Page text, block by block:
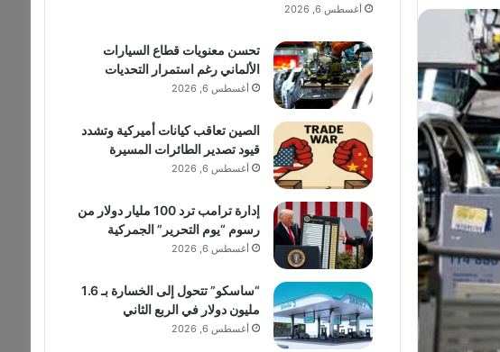
أغسطس 6, 2026
تحسن معنويات قطاع السيارات
الألماني رغم استمرار التحديات
أغسطس 6, 2026
الصين تعاقب كيانات أميركية وتشدد
قيود تصدير الطائرات المسيرة
أغسطس 6, 2026
إدارة ترامب ترد 100 مليار دولار من
رسوم “يوم التحرير” الجمركية
أغسطس 6, 2026
“ساسكو” تتحول إلى الخسارة بـ 1.6
مليون دولار في الربع الثاني
أغسطس 6, 2026